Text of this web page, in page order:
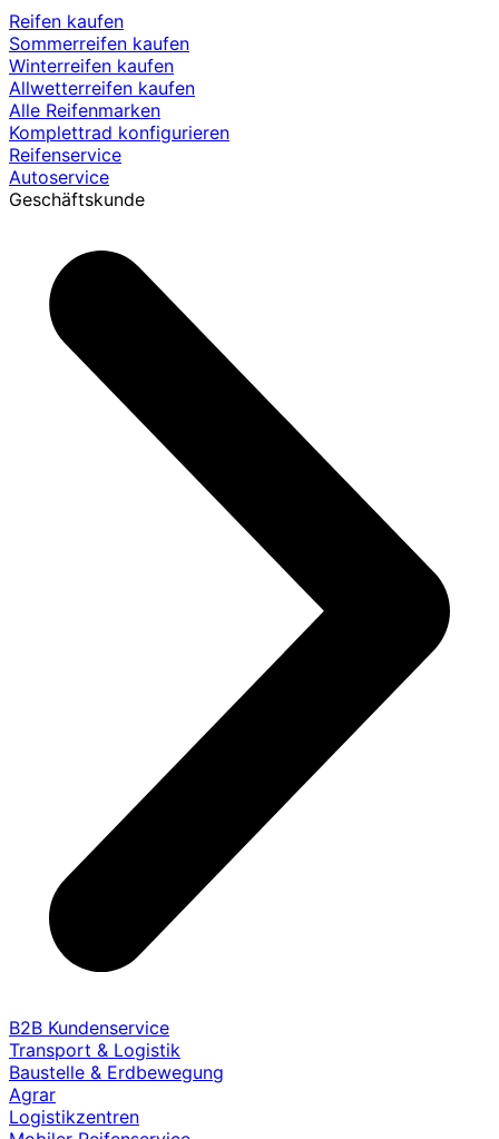
Reifen kaufen
Sommerreifen kaufen
Winterreifen kaufen
Allwetterreifen kaufen
Alle Reifenmarken
Komplettrad konfigurieren
Reifenservice
Autoservice
Geschäftskunde
B2B Kundenservice
Transport & Logistik
Baustelle & Erdbewegung
Agrar
Logistikzentren